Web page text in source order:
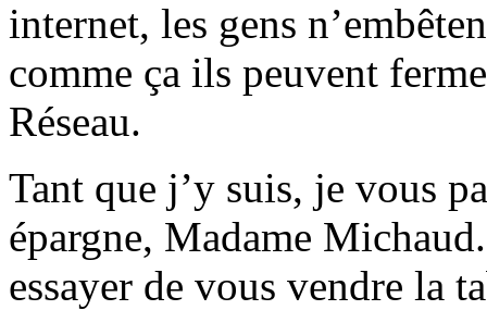
internet, les gens
comme ça ils peuvent
Réseau.
Tant que j’y suis, je vous
épargne, Madame
essayer de vous vendre la